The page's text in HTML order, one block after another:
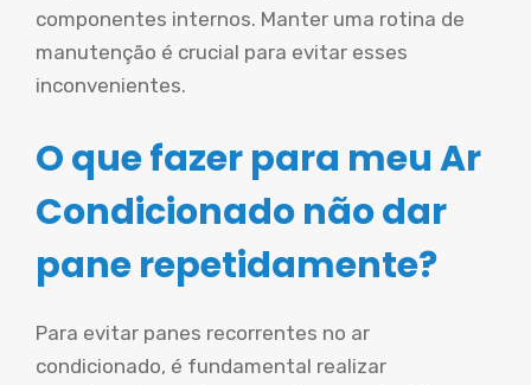
componentes internos. Manter uma rotina de
manutenção é crucial para evitar esses
inconvenientes.
O que fazer para meu Ar
Condicionado não dar
pane repetidamente?
Para evitar panes recorrentes no ar
condicionado, é fundamental realizar